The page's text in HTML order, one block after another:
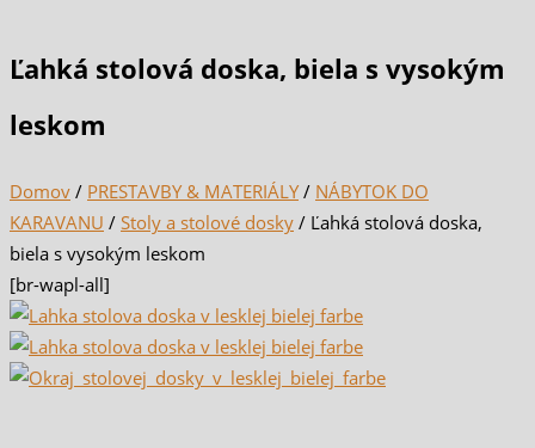
Ľahká stolová doska, biela s vysokým
leskom
Domov / PRESTAVBY & MATERIÁLY/ NÁBYTOK DO
KARAVANU / Stoly a stolové dosky / Ľahká stolová doska,
biela s vysokým leskom
[br-wapl-all]